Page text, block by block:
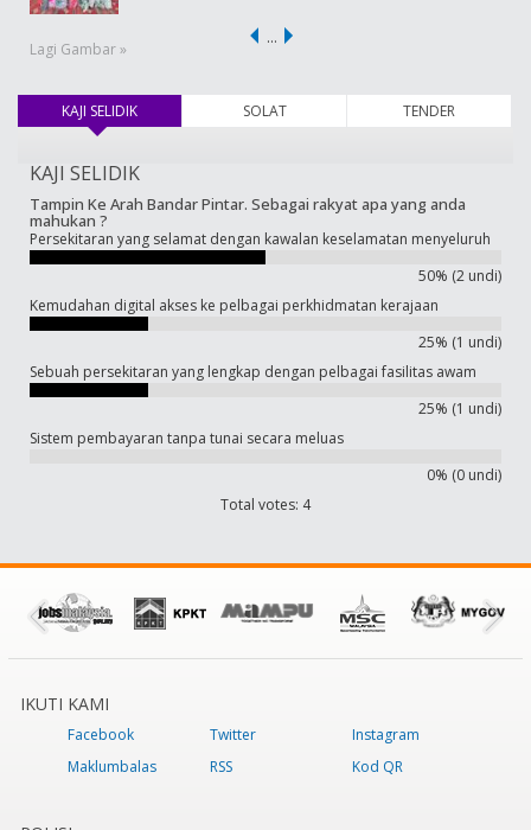
Lagi Gambar »
…
KAJI SELIDIK(tab aktif) SOLAT TENDER
KAJI SELIDIK
Tampin Ke Arah Bandar Pintar. Sebagai rakyat apa yang anda
mahukan ?
Persekitaran yang selamat dengan kawalan keselamatan menyeluruh
50% (2 undi)
Kemudahan digital akses ke pelbagai perkhidmatan kerajaan
25% (1 undi)
Sebuah persekitaran yang lengkap dengan pelbagai fasilitas awam
25% (1 undi)
Sistem pembayaran tanpa tunai secara meluas
0% (0 undi)
Total votes: 4
IKUTI KAMI
Facebook Twitter
Instagram
Maklumbalas
RSS Kod QR